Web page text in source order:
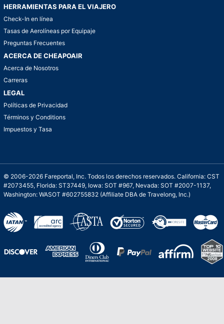
HERRAMIENTAS PARA EL VIAJERO
Check-In en línea
Tasas de Aerolíneas por Equipaje
Preguntas Frecuentes
ACERCA DE CHEAPOAIR
Acerca de Nosotros
Carreras
LEGAL
Políticas de Privacidad
Términos y Conditions
Impuestos y Tasa
© 2006-2026 Fareportal, Inc. Todos los derechos reservados. California: CST
#2073455, Florida: ST37449, Iowa: SOT #967, Nevada: SOT #2007-1137,
Washington: WASOT #602755832 (Affiliate DBA de Travelong, Inc.)